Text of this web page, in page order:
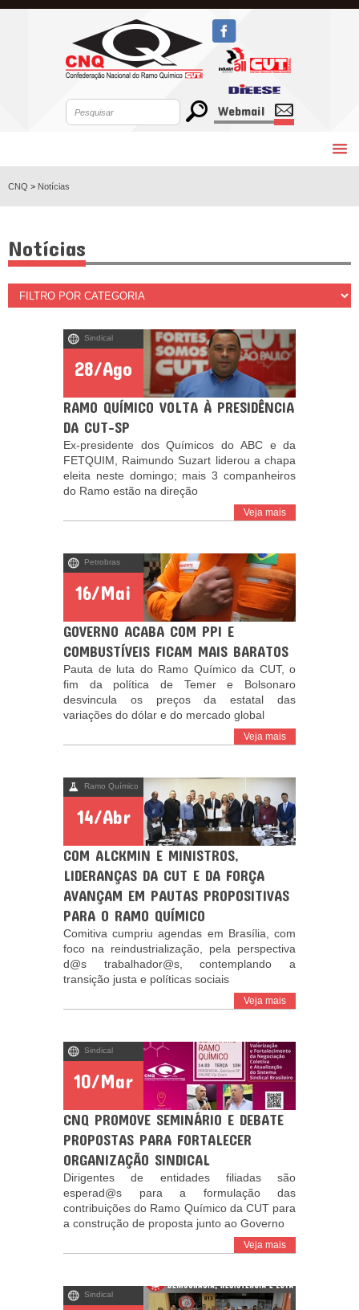
Webmail
CNQ > Notícias
Notícias
Sindical
28/Ago
RAMO QUÍMICO VOLTA À PRESIDÊNCIA
DA CUT-SP
Ex-presidente dos Químicos do ABC e da
FETQUIM, Raimundo Suzart liderou a chapa
eleita neste domingo; mais 3 companheiros
do Ramo estão na direção
Veja mais
Petrobras
16/Mai
GOVERNO ACABA COM PPI E
COMBUSTÍVEIS FICAM MAIS BARATOS
Pauta de luta do Ramo Químico da CUT, o
fim da política de Temer e Bolsonaro
desvincula os preços da estatal das
variações do dólar e do mercado global
Veja mais
Ramo Químico
14/Abr
COM ALCKMIN E MINISTROS,
LIDERANÇAS DA CUT E DA FORÇA
AVANÇAM EM PAUTAS PROPOSITIVAS
PARA O RAMO QUÍMICO
Comitiva cumpriu agendas em Brasília, com
foco na reindustrialização, pela perspectiva
d@s trabalhador@s, contemplando a
transição justa e políticas sociais
Veja mais
Sindical
10/Mar
CNQ PROMOVE SEMINÁRIO E DEBATE
PROPOSTAS PARA FORTALECER
ORGANIZAÇÃO SINDICAL
Dirigentes de entidades filiadas são
esperad@s para a formulação das
contribuições do Ramo Químico da CUT para
a construção de proposta junto ao Governo
Veja mais
Sindical